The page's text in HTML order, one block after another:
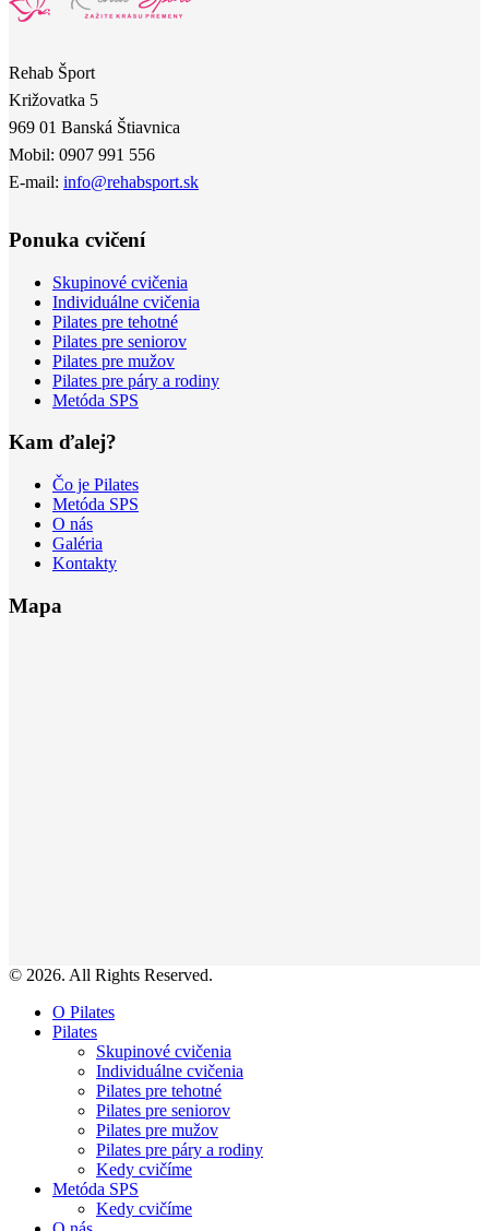
Rehab Šport
Križovatka 5
969 01 Banská Štiavnica
Mobil: 0907 991 556
E-mail: info@rehabsport.sk
Ponuka cvičení
Skupinové cvičenia
Individuálne cvičenia
Pilates pre tehotné
Pilates pre seniorov
Pilates pre mužov
Pilates pre páry a rodiny
Metóda SPS
Kam ďalej?
Čo je Pilates
Metóda SPS
O nás
Galéria
Kontakty
Mapa
© 2026. All Rights Reserved.
O Pilates
Pilates
Skupinové cvičenia
Individuálne cvičenia
Pilates pre tehotné
Pilates pre seniorov
Pilates pre mužov
Pilates pre páry a rodiny
Kedy cvičíme
Metóda SPS
Kedy cvičíme